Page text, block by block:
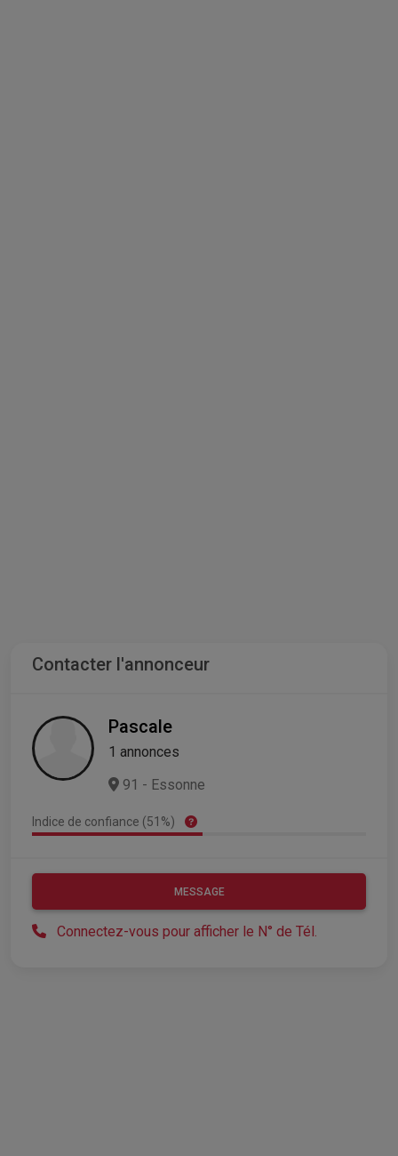
Contacter l'annonceur
Pascale
1 annonces
91 - Essonne
Indice de confiance (51%)
MESSAGE
Connectez-vous pour afficher le N° de Tél.